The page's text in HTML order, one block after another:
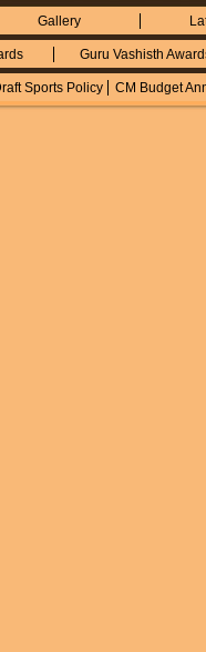
Gallery
Guru Vashisth
Sports Policy CM Budget